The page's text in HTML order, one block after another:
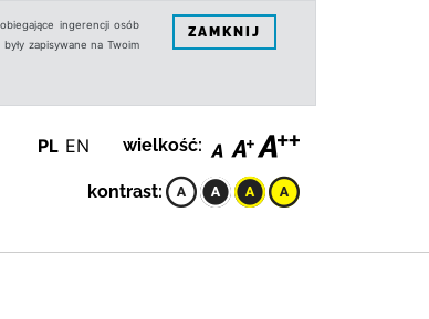
ingerencji osób
zapisywane na Twoim
ZAMKNIJ
PL EN wielkość:
kontrast: